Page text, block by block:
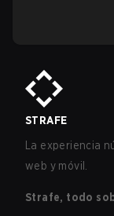
STRAFE
La experiencia
web y móvil.
Strafe, todo